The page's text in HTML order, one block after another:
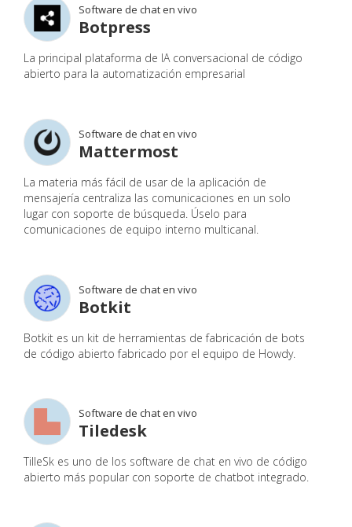
Software de chat en vivo
Botpress
La principal plataforma de IA conversacional de código
abierto para la automatización empresarial
Software de chat en vivo
Mattermost
La materia más fácil de usar de la aplicación de
mensajería centraliza las comunicaciones en un solo
lugar con soporte de búsqueda. Úselo para
comunicaciones de equipo interno multicanal.
Software de chat en vivo
Botkit
Botkit es un kit de herramientas de fabricación de bots
de código abierto fabricado por el equipo de Howdy.
Software de chat en vivo
Tiledesk
TilleSk es uno de los software de chat en vivo de código
abierto más popular con soporte de chatbot integrado.